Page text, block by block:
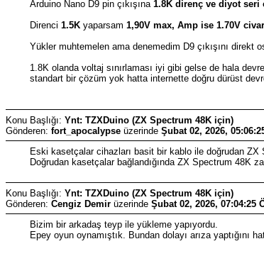
Arduino Nano D9 pin çıkışına1.8K direnç ve diyot seri
Direnci1.5K yaparsam1,90V max, Amp ise 1.70V
Yükler muhtemelen ama denemedim D9 çıkışını
1.8K olanda voltaj sınırlaması iyi gibi gelse de hala
standart bir çözüm yok hatta internette doğru dürüst
Konu Başlığı: Ynt: TZXDuino (ZX Spectrum 48K için)
Gönderen: fort_apocalypse üzerinde Şubat 02, 2026,
Eski kasetçalar cihazları basit bir kablo ile doğrudan ZX
Doğrudan kasetçalar bağlandığında ZX Spectrum 48K
Konu Başlığı: Ynt: TZXDuino (ZX Spectrum 48K için)
Gönderen: Cengiz Demir üzerinde Şubat 02, 2026, 07:04:25
Bizim bir arkadaş teyp ile yükleme yapıyordu.
Epey oyun oynamıştık. Bundan dolayı arıza yaptığını